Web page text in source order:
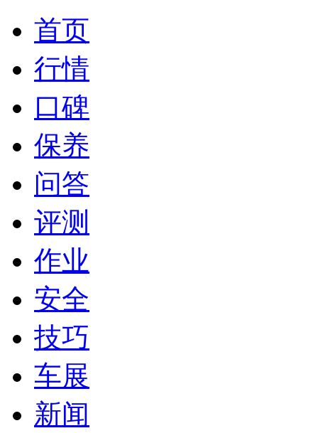
首页
行情
口碑
保养
问答
评测
作业
安全
技巧
车展
新闻